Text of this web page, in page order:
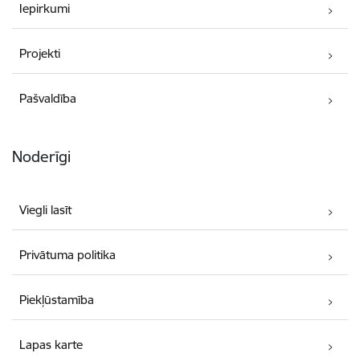
Iepirkumi
Projekti
Pašvaldība
Noderīgi
Viegli lasīt
Privātuma politika
Piekļūstamība
Lapas karte